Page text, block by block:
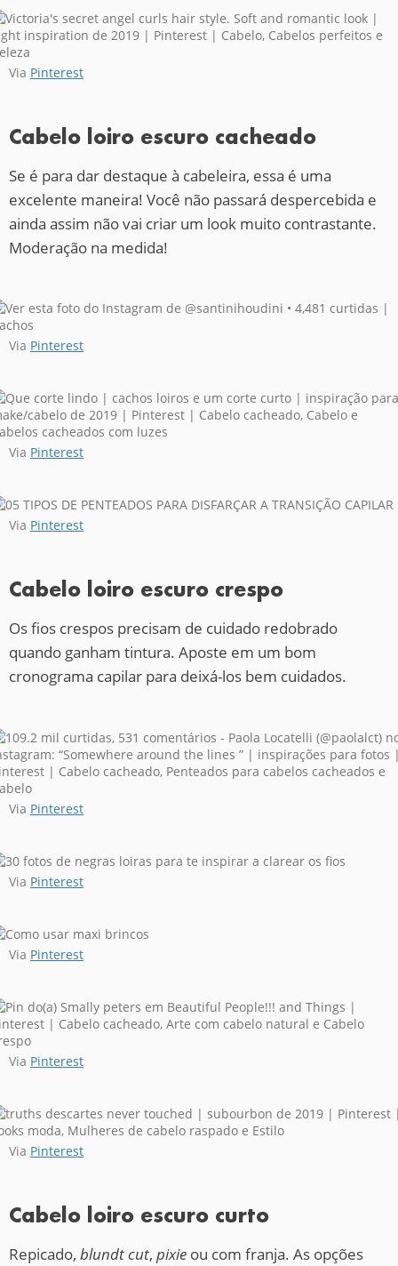
Via Pinterest
Cabelo loiro escuro cacheado
Se é para dar destaque à cabeleira, essa é uma
excelente maneira! Você não passará despercebida e
ainda assim não vai criar um look muito contrastante.
Moderação na medida!
Via Pinterest
Via Pinterest
Via Pinterest
Cabelo loiro escuro crespo
Os fios crespos precisam de cuidado redobrado
quando ganham tintura. Aposte em um bom
cronograma capilar para deixá-los bem cuidados.
Via Pinterest
Via Pinterest
Via Pinterest
Via Pinterest
Via Pinterest
Cabelo loiro escuro curto
Repicado, blundtcut, pixie ou com franja. As opções